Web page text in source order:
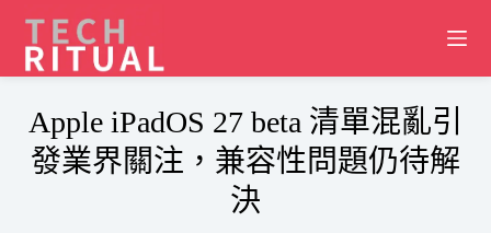
content
Apple iPadOS 27 beta 清單混亂引
發業界關注，兼容性問題仍待解
決